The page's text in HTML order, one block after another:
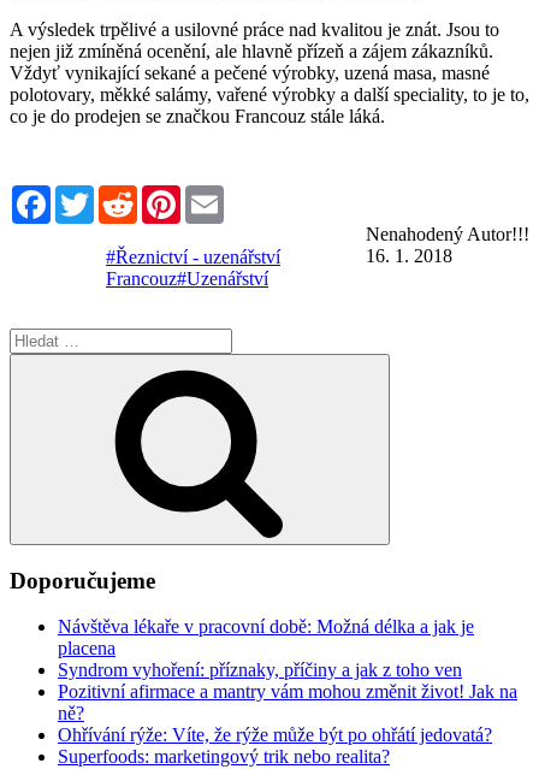
A výsledek trpělivé a usilovné práce nad kvalitou je znát. Jsou to
nejen již zmíněná ocenění, ale hlavně přízeň a zájem zákazníků.
Vždyť vynikající sekané a pečené výrobky, uzená masa, masné
polotovary, měkké salámy, vařené výrobky a další speciality, to je to,
co je do prodejen se značkou Francouz stále láká.
FacebookTwitterRedditPinterest
Nenahodený Autor!!!
16. 1. 2018
#Řeznictví - uzenářství
Francouz#Uzenářství
Hledat:
Doporučujeme
Návštěva lékaře v pracovní době: Možná délka a jak je
placena
Syndrom vyhoření: příznaky, příčiny a jak z toho ven
Pozitivní afirmace a mantry vám mohou změnit život! Jak na
ně?
Ohřívání rýže: Víte, že rýže může být po ohřátí jedovatá?
Superfoods: marketingový trik nebo realita?